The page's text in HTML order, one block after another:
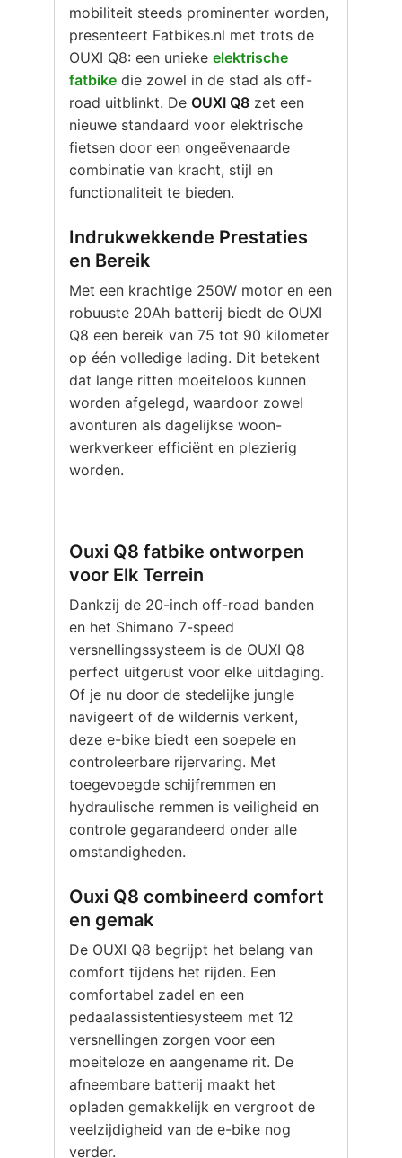
mobiliteit steeds prominenter worden,
presenteert Fatbikes.nl met trots de
OUXI Q8: een unieke elektrische
fatbike die zowel in de stad als off-
road uitblinkt. De OUXI Q8 zet een
nieuwe standaard voor elektrische
fietsen door een ongeëvenaarde
combinatie van kracht, stijl en
functionaliteit te bieden.
Indrukwekkende Prestaties
en Bereik
Met een krachtige 250W motor en een
robuuste 20Ah batterij biedt de OUXI
Q8 een bereik van 75 tot 90 kilometer
op één volledige lading. Dit betekent
dat lange ritten moeiteloos kunnen
worden afgelegd, waardoor zowel
avonturen als dagelijkse woon-
werkverkeer efficiënt en plezierig
worden.
Ouxi Q8 fatbike ontworpen
voor Elk Terrein
Dankzij de 20-inch off-road banden
en het Shimano 7-speed
versnellingssysteem is de OUXI Q8
perfect uitgerust voor elke uitdaging.
Of je nu door de stedelijke jungle
navigeert of de wildernis verkent,
deze e-bike biedt een soepele en
controleerbare rijervaring. Met
toegevoegde schijfremmen en
hydraulische remmen is veiligheid en
controle gegarandeerd onder alle
omstandigheden.
Ouxi Q8 combineerd comfort
en gemak
De OUXI Q8 begrijpt het belang van
comfort tijdens het rijden. Een
comfortabel zadel en een
pedaalassistentiesysteem met 12
versnellingen zorgen voor een
moeiteloze en aangename rit. De
afneembare batterij maakt het
opladen gemakkelijk en vergroot de
veelzijdigheid van de e-bike nog
verder.